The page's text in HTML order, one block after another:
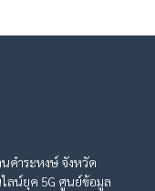
คำระหงษ์ จังหวัด
ลน์ยุค 5G ศูนย์ข้อมูล